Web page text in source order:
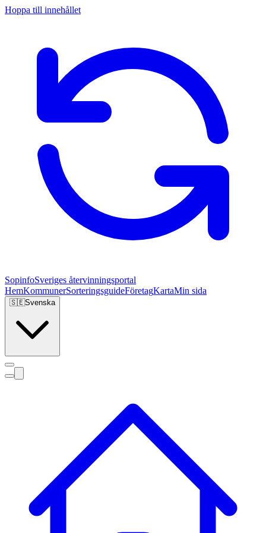
Hoppa till innehållet
SopinfoSveriges återvinningsportal
HemKommunerSorteringsguideFöretagKartaMin sida
🇸🇪Svenska